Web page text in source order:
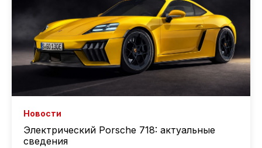
Новости
Электрический Porsche 718: актуальные
сведения